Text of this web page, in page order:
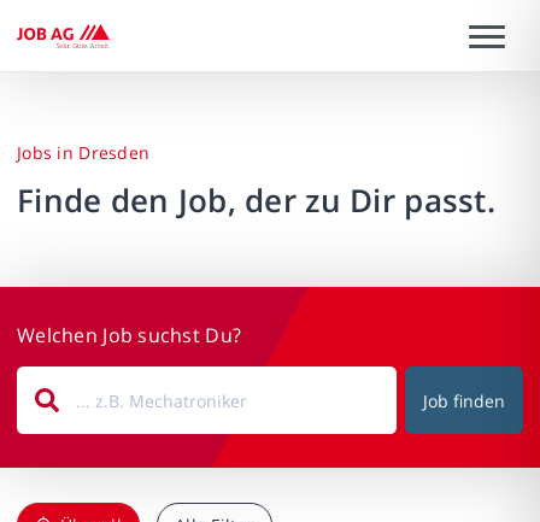
Jobs in Dresden
Finde den Job, der zu Dir passt.
Welchen Job suchst Du?
Job finden